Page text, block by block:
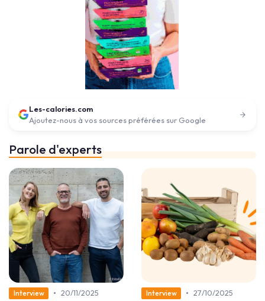
Les-calories.com
Ajoutez-nous à vos sources préférées sur Google
Parole d'experts
Interview • 20/11/2025
Interview • 27/10/2025